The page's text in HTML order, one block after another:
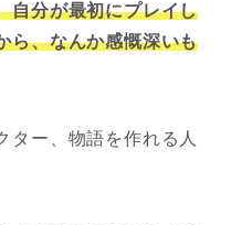
自分が最初にプレイし
ら、なんか感慨深いも
ター、物語を作れる人